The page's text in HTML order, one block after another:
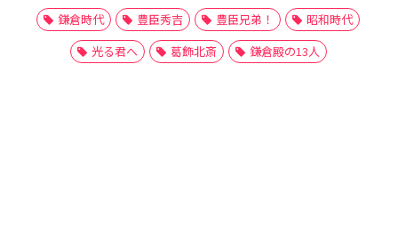
鎌倉時代
豊臣秀吉 豊臣兄弟！
昭和時代
光る君へ
葛飾北斎 鎌倉殿の13人